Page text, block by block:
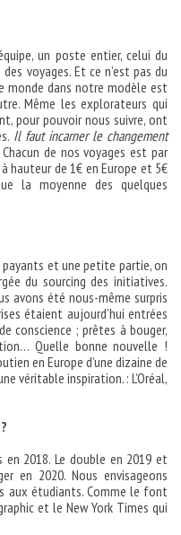
un poste entier, celui du
voyages. Et ce n’est pas du
monde dans notre modèle est
Même les explorateurs qui
pour pouvoir nous suivre, ont
Il faut incarner le changement
de nos voyages est par
hauteur de 1€ en Europe et 5€
la moyenne des quelques
payants et une petite partie, on
du sourcing des initiatives.
avons été nous-même surpris
étaient aujourd’hui entrées
conscience ; prêtes à bouger,
Quelle bonne nouvelle !
en Europe d’une dizaine de
véritable inspiration. : L’Oréal,
2018. Le double en 2019 et
en 2020. Nous envisageons
aux étudiants. Comme le font
et le New York Times qui